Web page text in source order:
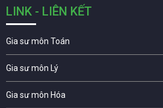
LINK - LIÊN KẾT
Gia sư môn Toán
Gia sư môn Lý
Gia sư môn Hóa